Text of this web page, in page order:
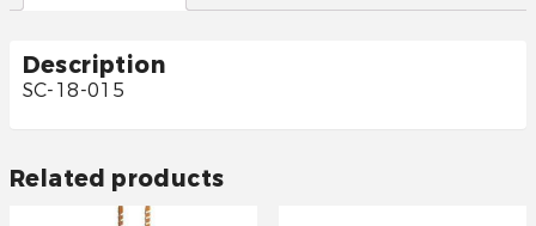
Description
SC-18-015
Related products